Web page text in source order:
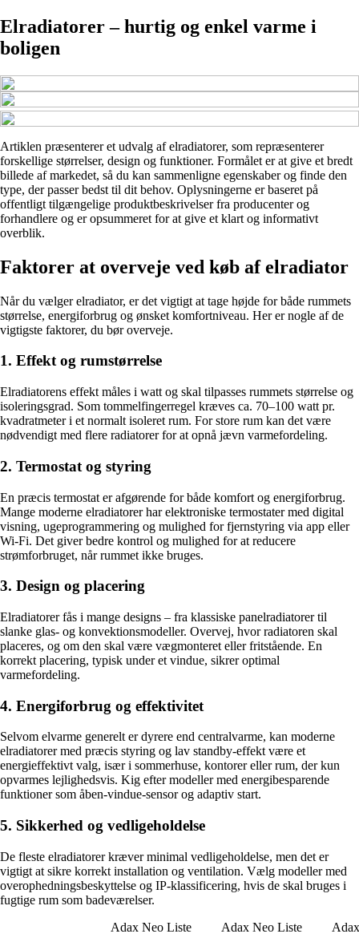
Elradiatorer – hurtig og enkel varme i
boligen
Artiklen præsenterer et udvalg af elradiatorer, som repræsenterer
forskellige størrelser, design og funktioner. Formålet er at give et bredt
billede af markedet, så du kan sammenligne egenskaber og finde den
type, der passer bedst til dit behov. Oplysningerne er baseret på
offentligt tilgængelige produktbeskrivelser fra producenter og
forhandlere og er opsummeret for at give et klart og informativt
overblik.
Faktorer at overveje ved køb af elradiator
Når du vælger elradiator, er det vigtigt at tage højde for både rummets
størrelse, energiforbrug og ønsket komfortniveau. Her er nogle af de
vigtigste faktorer, du bør overveje.
1. Effekt og rumstørrelse
Elradiatorens effekt måles i watt og skal tilpasses rummets størrelse og
isoleringsgrad. Som tommelfingerregel kræves ca. 70–100 watt pr.
kvadratmeter i et normalt isoleret rum. For store rum kan det være
nødvendigt med flere radiatorer for at opnå jævn varmefordeling.
2. Termostat og styring
En præcis termostat er afgørende for både komfort og energiforbrug.
Mange moderne elradiatorer har elektroniske termostater med digital
visning, ugeprogrammering og mulighed for fjernstyring via app eller
Wi-Fi. Det giver bedre kontrol og mulighed for at reducere
strømforbruget, når rummet ikke bruges.
3. Design og placering
Elradiatorer fås i mange designs – fra klassiske panelradiatorer til
slanke glas- og konvektionsmodeller. Overvej, hvor radiatoren skal
placeres, og om den skal være vægmonteret eller fritstående. En
korrekt placering, typisk under et vindue, sikrer optimal
varmefordeling.
4. Energiforbrug og effektivitet
Selvom elvarme generelt er dyrere end centralvarme, kan moderne
elradiatorer med præcis styring og lav standby-effekt være et
energieffektivt valg, især i sommerhuse, kontorer eller rum, der kun
opvarmes lejlighedsvis. Kig efter modeller med energibesparende
funktioner som åben-vindue-sensor og adaptiv start.
5. Sikkerhed og vedligeholdelse
De fleste elradiatorer kræver minimal vedligeholdelse, men det er
vigtigt at sikre korrekt installation og ventilation. Vælg modeller med
overophedningsbeskyttelse og IP-klassificering, hvis de skal bruges i
fugtige rum som badeværelser.
Adax Neo Liste
Adax Neo Liste